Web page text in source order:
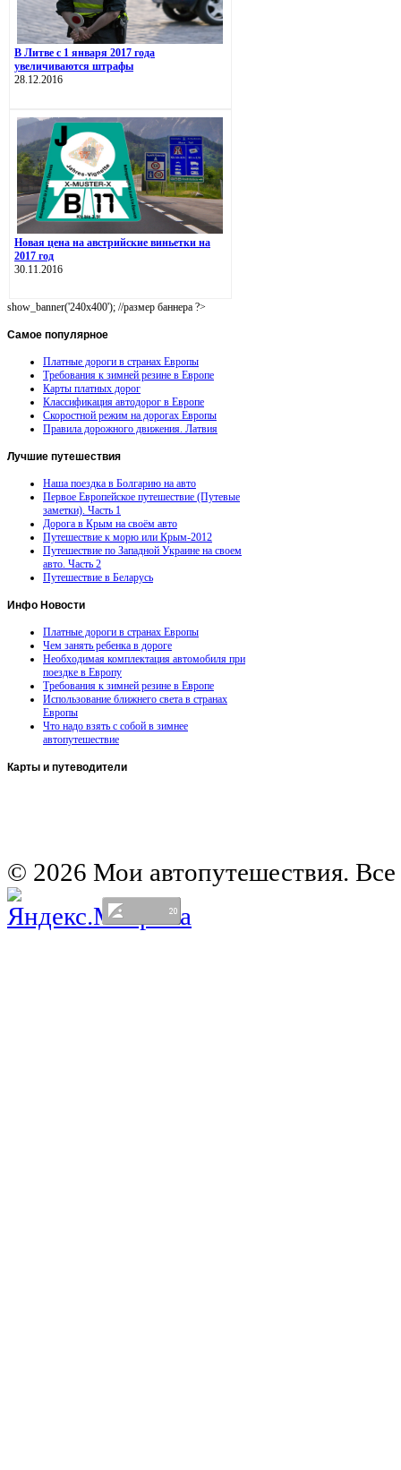
В Литве с 1 января 2017 года
увеличиваются штрафы
28.12.2016
Новая цена на австрийские виньетки на
2017 год
30.11.2016
show_banner('240x400'); //размер баннера ?>
Самое популярное
Платные дороги в странах Европы
Требования к зимней резине в Европе
Карты платных дорог
Классификация автодорог в Европе
Скоростной режим на дорогах Европы
Правила дорожного движения. Латвия
Лучшие путешествия
Наша поездка в Болгарию на авто
Первое Европейское путешествие (Путевые
заметки). Часть 1
Дорога в Крым на своём авто
Путешествие к морю или Крым-2012
Путешествие по Западной Украине на своем
авто. Часть 2
Путешествие в Беларусь
Инфо Новости
Платные дороги в странах Европы
Чем занять ребенка в дороге
Необходимая комплектация автомобиля при
поездке в Европу
Требования к зимней резине в Европе
Использование ближнего света в странах
Европы
Что надо взять с собой в зимнее
автопутешествие
Карты и путеводители
© 2026 Мои автопутешествия.